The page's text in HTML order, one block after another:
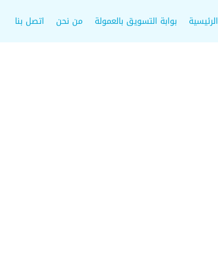
الرئيسية بوابة التسويق بالعمولة من نحن اتصل بنا